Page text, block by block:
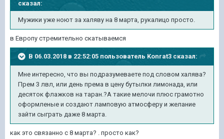
сказал:
Мужики уже ноют за халяву на 8 марта, рукалицо просто.
в Европу стремительно скатываемся
В 06.03.2018 в 22:52:05 пользователь Konrat3 сказал:
Мне интересно, что вы подразумеваете под словом халява?
Прем 3 лвл, или день према в цену бутылки лимонада, или
десяток флажков на таран.?А такие мелочи плюс грамотно
оформленые и создают ламповую атмосферу и желание
зайти сыграть даже 8 марта.
как это связанно с 8 марта? . просто как?